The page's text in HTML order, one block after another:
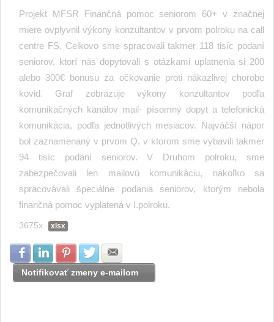
Projekt MFSR Finančná pomoc seniorom 60+ v značnej
miere ovplyvnil výkony konzultantov v prvom polroku na call
centre FS. Celkovo sme spracovali takmer 118 tisíc podaní
seniorov, ktorí nás dopytovali s otázkami uplatnenia si 200
alebo 300€ bonusu za očkovanie proti nákazlivej chorobe
kovid. Graf zobrazuje výkony konzultantov podľa
komunikačných kanálov mail- písomný dopyt a telefonická
komunikácia, podľa jednotlivých mesiacov. Najväčší nápor
bol zaznamenaný v prvom Q, v ktorom sme vybavili takmer
94 tisíc podaní seniorov. V Druhom polroku, sme
zabezpečovali len mailovú komunikáciu, nakoľko sa
spracovávali špeciálne podania seniorov, ktorým nebola
finančná pomoc vyplatená v I.polroku.
3675x xlsx
Zdielať na Facebook
Zdielať na LinkedIn
Zdielať na Pinterest
Zdielať na Twitter
Notifikovať zmeny e-mailom